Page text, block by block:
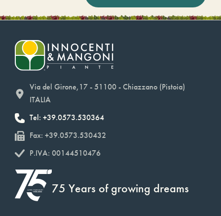
Via del Girone,17 - 51100 - Chiazzano (Pistoia)
ITALIA
Tel: +39.0573.530364
Fax: +39.0573.530432
P.IVA: 00144510476
75 Years of growing dreams